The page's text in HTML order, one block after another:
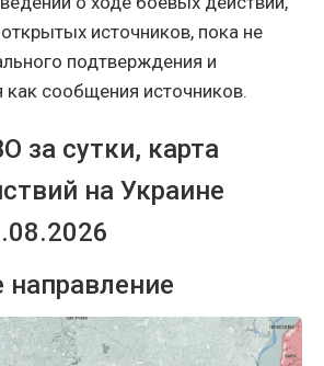
источников, пока не
подтверждения и
как сообщения источников.
за сутки, карта
на Украине
направление